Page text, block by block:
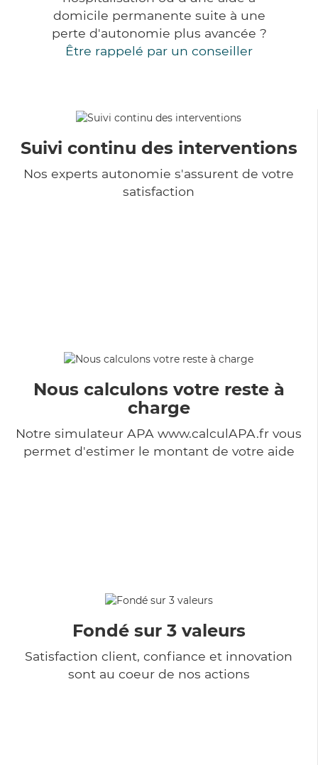
domicile permanente suite à une
perte d'autonomie plus avancée ?
Être rappelé par un conseiller
Suivi continu des interventions
Nos experts autonomie s'assurent de votre
satisfaction
Nous calculons votre reste à
charge
Notre simulateur APA www.calculAPA.fr vous
permet d'estimer le montant de votre aide
Fondé sur 3 valeurs
Satisfaction client, confiance et innovation
sont au coeur de nos actions